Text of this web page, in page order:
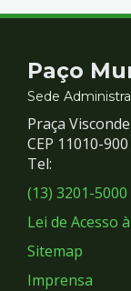
e
Redes
Sociais
Paço
Sede
Praça
CEP 11010-900
Tel:
(13) 3201-5000
Lei de Acesso
Sitemap
Imprensa